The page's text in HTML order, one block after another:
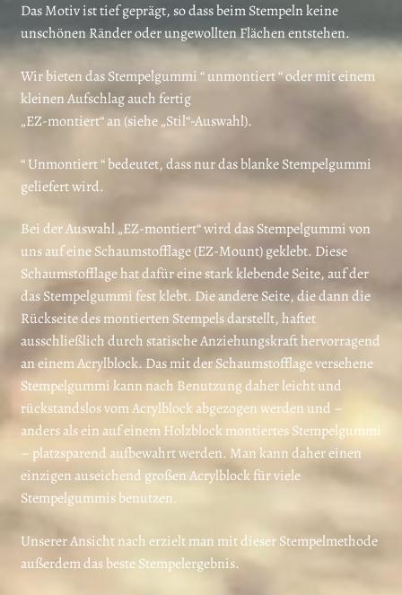
Das Motiv ist tief geprägt, so dass beim Stempeln keine
unschönen Ränder oder ungewollten Flächen entstehen.
Wir bieten das Stempelgummi “ unmontiert “ oder mit einem
kleinen Aufschlag auch fertig
„EZ-montiert“ an (siehe „Stil“-Auswahl).
“ Unmontiert “ bedeutet, dass nur das blanke Stempelgummi
geliefert wird.
Bei der Auswahl „EZ-montiert“ wird das Stempelgummi von
uns auf eine Schaumstofflage (EZ-Mount) geklebt. Diese
Schaumstofflage hat dafür eine stark klebende Seite, auf der
das Stempelgummi fest klebt. Die andere Seite, die dann die
Rückseite des montierten Stempels darstellt, haftet
ausschließlich durch statische Anziehungskraft hervorragend
an einem Acrylblock. Das mit der Schaumstofflage versehene
Stempelgummi kann nach Benutzung daher leicht und
rückstandslos vom Acrylblock abgezogen werden und –
anders als ein auf einem Holzblock montiertes Stempelgummi
– platzsparend aufbewahrt werden. Man kann daher einen
einzigen auseichend großen Acrylblock für viele
Stempelgummis benutzen.
Unserer Ansicht nach erzielt man mit dieser Stempelmethode
außerdem das beste Stempelergebnis.